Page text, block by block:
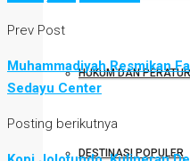
HUKUM DAN
DESTINASI POPULER
Prev Post
Muhammadiyah Resmikan
Sedayu Center
Posting berikutnya